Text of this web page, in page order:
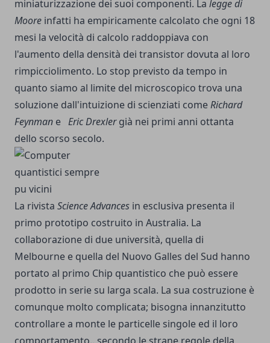
miniaturizzazione dei suoi componenti. La legge di
Moore infatti ha empiricamente calcolato che ogni 18
mesi la velocità di calcolo raddoppiava con
l'aumento della densità dei transistor dovuta al loro
rimpicciolimento. Lo stop previsto da tempo in
quanto siamo al limite del microscopico trova una
soluzione dall'intuizione di scienziati comeRichard
Feynman e Eric Drexlergià nei primi anni ottanta
dello scorso secolo.
La rivista Science Advances in esclusiva presenta il
primo prototipo costruito in Australia. La
collaborazione di due università, quella di
Melbourne e quella del Nuovo Galles del Sud hanno
portato al primo Chip quantistico che può essere
prodotto in serie su larga scala. La sua costruzione è
comunque molto complicata; bisogna innanzitutto
controllare a monte le particelle singole ed il loro